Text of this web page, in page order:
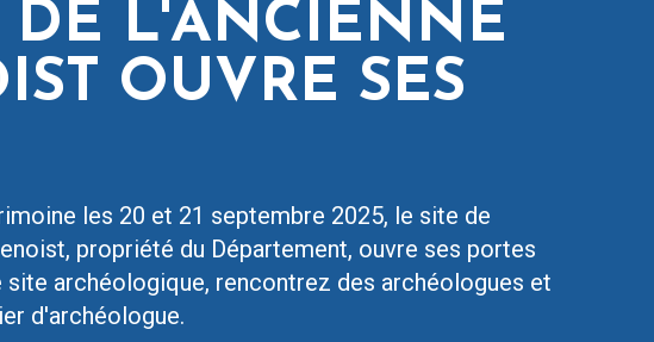
DE L'ANCIENNE
OUVRE SES
les 20 et 21 septembre 2025, le site de
propriété du Département, ouvre ses portes
archéologique, rencontrez des archéologues et
d'archéologue.